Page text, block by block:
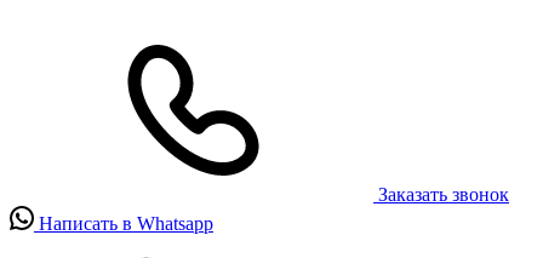
Заказать звонок
Написать в Whatsapp